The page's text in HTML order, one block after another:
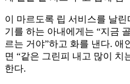
이 마르도록 립 서비스를 날
기를 하는 아내에게는 “지금
르는 거야”하고 화를 낸다. 애
면 “같은 그린피 내고 많이 치
한다.